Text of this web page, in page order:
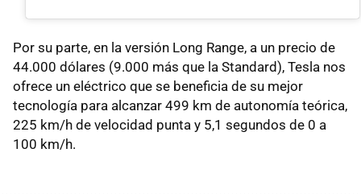
Por su parte, en la versión Long Range, a un precio de
44.000 dólares (9.000 más que la Standard), Tesla nos
ofrece un eléctrico que se beneficia de su mejor
tecnología para alcanzar 499 km de autonomía teórica,
225 km/h de velocidad punta y 5,1 segundos de 0 a
100 km/h.